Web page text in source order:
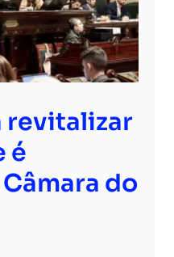
revitalizar
é
do